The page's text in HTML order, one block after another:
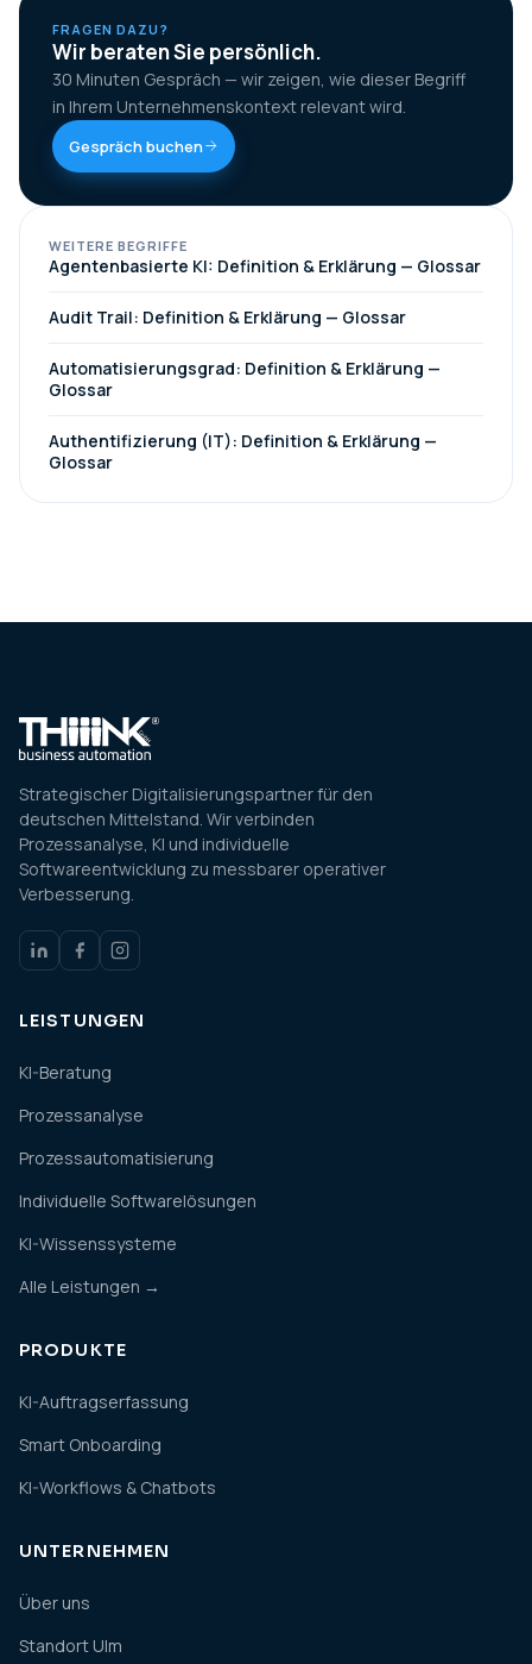
FRAGEN DAZU?
Wir beraten Sie persönlich.
30 Minuten Gespräch — wir zeigen, wie dieser Begriff
in Ihrem Unternehmenskontext relevant wird.
Gespräch buchen
WEITERE BEGRIFFE
Agentenbasierte KI: Definition & Erklärung — Glossar
Audit Trail: Definition & Erklärung — Glossar
Automatisierungsgrad: Definition & Erklärung —
Glossar
Authentifizierung (IT): Definition & Erklärung —
Glossar
Strategischer Digitalisierungspartner für den
deutschen Mittelstand. Wir verbinden
Prozessanalyse, KI und individuelle
Softwareentwicklung zu messbarer operativer
Verbesserung.
LEISTUNGEN
KI-Beratung
Prozessanalyse
Prozessautomatisierung
Individuelle Softwarelösungen
KI-Wissenssysteme
Alle Leistungen →
PRODUKTE
KI-Auftragserfassung
Smart Onboarding
KI-Workflows & Chatbots
UNTERNEHMEN
Über uns
Standort Ulm